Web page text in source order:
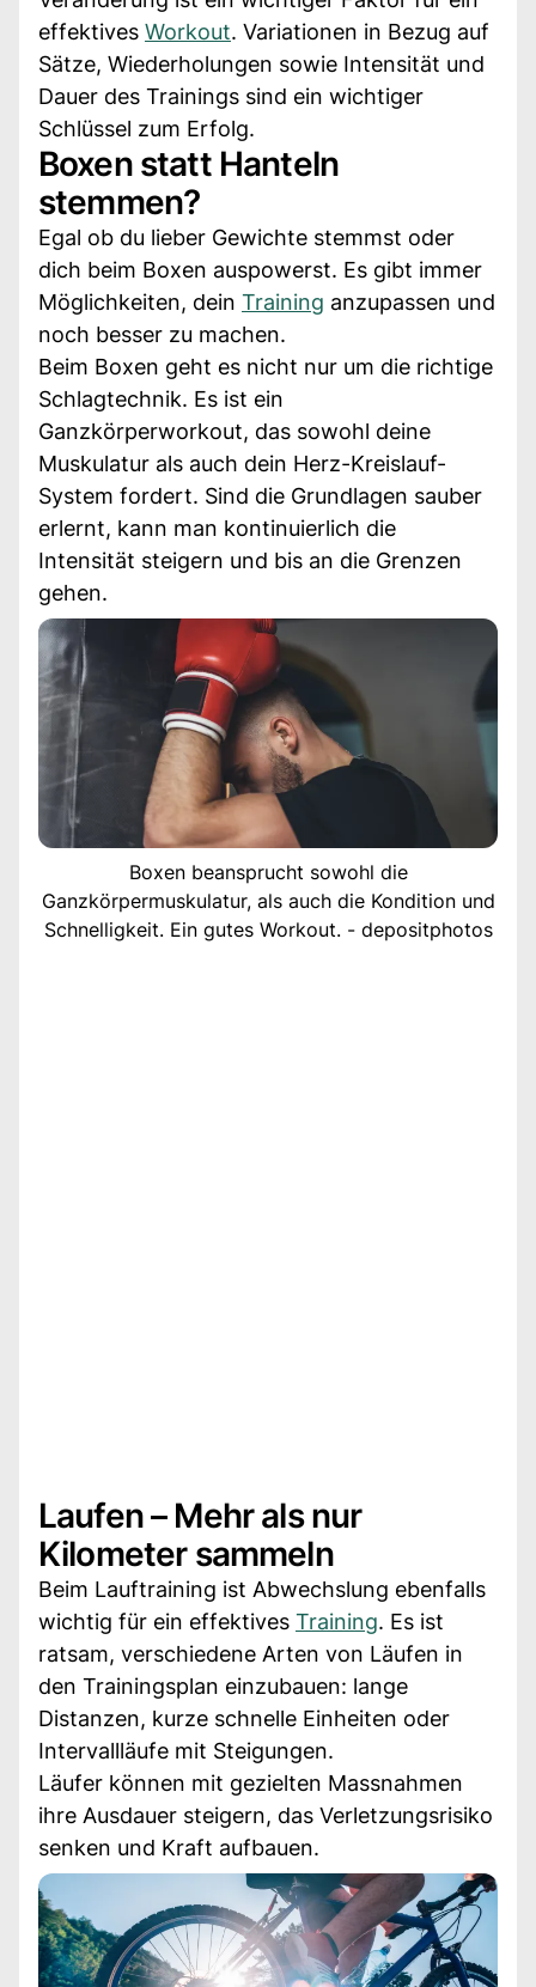
effektives Workout. Variationen in Bezug auf
Sätze, Wiederholungen sowie Intensität und
Dauer des Trainings sind ein wichtiger
Schlüssel zum Erfolg.
Boxen statt Hanteln
stemmen?
Egal ob du lieber Gewichte stemmst oder
dich beim Boxen auspowerst. Es gibt immer
Möglichkeiten, dein Training anzupassen und
noch besser zu machen.
Beim Boxen geht es nicht nur um die richtige
Schlagtechnik. Es ist ein
Ganzkörperworkout, das sowohl deine
Muskulatur als auch dein Herz-Kreislauf-
System fordert. Sind die Grundlagen sauber
erlernt, kann man kontinuierlich die
Intensität steigern und bis an die Grenzen
gehen.
Boxen beansprucht sowohl die
Ganzkörpermuskulatur, als auch die Kondition und
Schnelligkeit. Ein gutes Workout. - depositphotos
Laufen – Mehr als nur
Kilometer sammeln
Beim Lauftraining ist Abwechslung ebenfalls
wichtig für ein effektives Training. Es ist
ratsam, verschiedene Arten von Läufen in
den Trainingsplan einzubauen: lange
Distanzen, kurze schnelle Einheiten oder
Intervallläufe mit Steigungen.
Läufer können mit gezielten Massnahmen
ihre Ausdauer steigern, das Verletzungsrisiko
senken und Kraft aufbauen.